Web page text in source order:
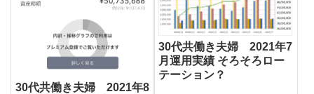
30代共働き夫婦 2021年8
30代共働き夫婦 2021年7
月運用実績 そろそろロー
テーション？